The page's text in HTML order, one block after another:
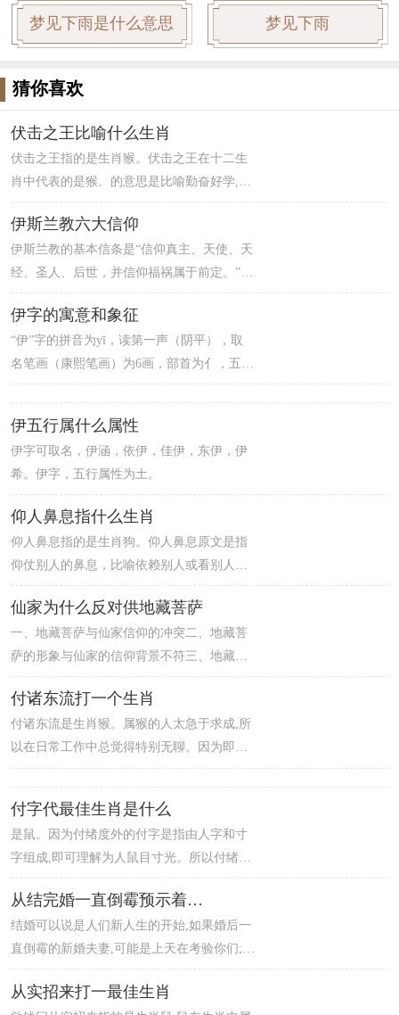
梦见下雨是什么意思 梦见下雨
猜你喜欢
伏击之王比喻什么生肖
伏击之王指的是生肖猴。伏击之王在十二生
肖中代表的是猴。的意思是比喻勤奋好学,猴
子是最古灵精怪的动物,从小就爱学习,非常勤
奋,所以手不释卷相辅相成是生肖猴。
伊斯兰教六大信仰
伊斯兰教的基本信条是“信仰真主、天使、天
经、圣人、后世，并信仰福祸属于前定。”我
国清代著名伊斯兰教学者刘智在《天方典
礼》里将六信称为：“信真主；信一切天神；
信一切经书；信一切圣人；信后世；信善恶
有定”。
伊字的寓意和象征
“伊”字的拼音为yī，读第一声（阴平），取
名笔画（康熙笔画）为6画，部首为亻，五行
属土。1、伊水，名词；2、表示即是，动
文雅、仪态大方之义；“伊”字在取名用字中
给我们的印象是乐观、爱学习、勇敢、欣赏
力、创造力、宽容、感恩、毅力、善良、正
伊五行属什么属性
伊字可取名，伊涵，依伊，佳伊，东伊，伊
希。伊字，五行属性为土。
仰人鼻息指什么生肖
仰人鼻息指的是生肖狗。仰人鼻息原文是指
仰仗别人的鼻息，比喻依赖别人或看别人的
脸色行事，出自《后汉书·袁术传》。而在生
肖中，狗忠诚于主人，会看主人的脸色行
事，所以仰人鼻息指的就是生肖狗。
仙家为什么反对供地藏菩萨
一、地藏菩萨与仙家信仰的冲突二、地藏菩
萨的形象与仙家的信仰背景不符三、地藏菩
萨的故事与仙家信仰的不同四、仙家对佛教
的排斥
付诸东流打一个生肖
付诸东流是生肖猴。属猴的人太急于求成,所
以在日常工作中总觉得特别无聊。因为即使
他们很努力,最后好像也没有得到好的结果。
有动力。否则他们会越来越烦躁,心不在焉,有
点绝望的感觉,导致之前的努力都白费了。
付字代最佳生肖是什么
是鼠。因为付绪度外的付字是指由人字和寸
字组成,即可理解为人鼠目寸光。所以付绪度
外打一生肖是鼠。
从结完婚一直倒霉预示着什么
结婚可以说是人们新人生的开始,如果婚后一
直倒霉的新婚夫妻,可能是上天在考验你们;还
有说法是可能两个人的八字不合,配偶八字硬,
会克自己造成各种不顺运气差。当然也可能
从实招来打一最佳生肖